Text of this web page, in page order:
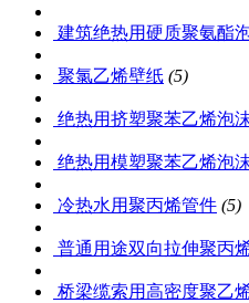
建筑绝热用硬质聚氨酯
聚氯乙烯壁纸 (5)
绝热用挤塑聚苯乙烯泡
绝热用模塑聚苯乙烯泡
冷热水用聚丙烯管件 (5)
普通用途双向拉伸聚丙
桥梁缆索用高密度聚乙